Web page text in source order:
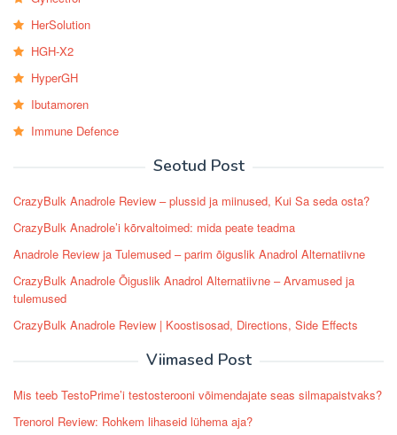
HerSolution
HGH-X2
HyperGH
Ibutamoren
Immune Defence
Seotud Post
CrazyBulk Anadrole Review – plussid ja miinused, Kui Sa seda osta?
CrazyBulk Anadrole’i ​​kõrvaltoimed: mida peate teadma
Anadrole Review ja Tulemused – parim õiguslik Anadrol Alternatiivne
CrazyBulk Anadrole Õiguslik Anadrol Alternatiivne – Arvamused ja
tulemused
CrazyBulk Anadrole Review | Koostisosad, Directions, Side Effects
Viimased Post
Mis teeb TestoPrime’i testosterooni võimendajate seas silmapaistvaks?
Trenorol Review: Rohkem lihaseid lühema aja?